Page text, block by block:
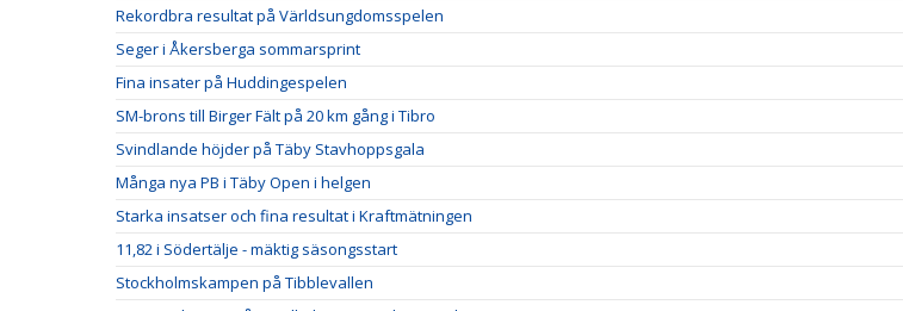
Rekordbra resultat på Världsungdomsspelen
Seger i Åkersberga sommarsprint
Fina insater på Huddingespelen
SM-brons till Birger Fält på 20 km gång i Tibro
Svindlande höjder på Täby Stavhoppsgala
Många nya PB i Täby Open i helgen
Starka insatser och fina resultat i Kraftmätningen
11,82 i Södertälje - mäktig säsongsstart
Stockholmskampen på Tibblevallen